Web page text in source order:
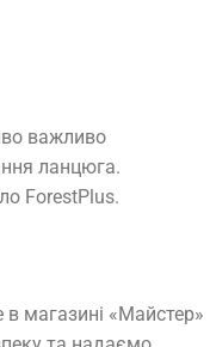
важливо
ланцюга.
ForestPlus.
в магазині «Майстер»